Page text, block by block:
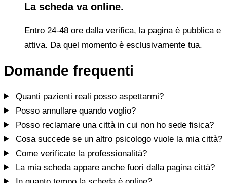
La scheda va online.
Entro 24-48 ore dalla verifica, la pagina è pubblica e
attiva. Da quel momento è esclusivamente tua.
Domande frequenti
Quanti pazienti reali posso aspettarmi?
Posso annullare quando voglio?
Posso reclamare una città in cui non ho sede fisica?
Cosa succede se un altro psicologo vuole la mia città?
Come verificate la professionalità?
La mia scheda appare anche fuori dalla pagina città?